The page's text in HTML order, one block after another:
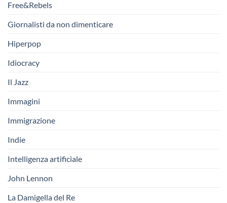
Free&Rebels
Giornalisti da non dimenticare
Hiperpop
Idiocracy
Il Jazz
Immagini
Immigrazione
Indie
Intelligenza artificiale
John Lennon
La Damigella del Re